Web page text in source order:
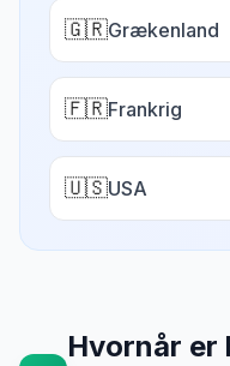
🇬🇷Grækenland
🇫🇷Frankrig
🇺🇸USA
Hvornår er